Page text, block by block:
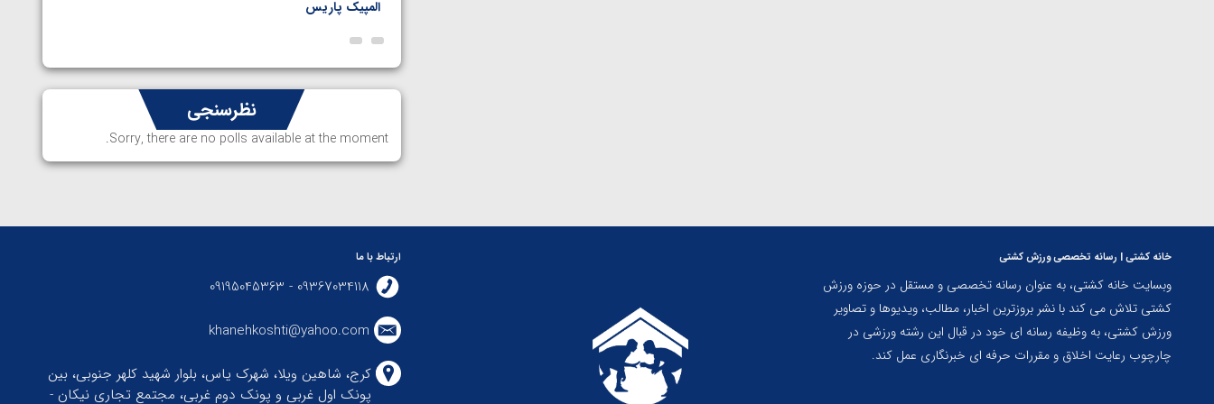
المپیک پاریس
نظرسنجی
Sorry, there are no polls available at the moment.
خانه کشتی | رسانه تخصصی ورزش کشتی
وبسایت خانه کشتی، به عنوان رسانه تخصصی و مستقل در حوزه ورزش
کشتی تلاش می کند با نشر بروزترین اخبار، مطالب، ویدیوها و تصاویر
ورزش کشتی، به وظیفه رسانه ای خود در قبال این رشته ورزشی در
چارچوب رعایت اخلاق و مقررات حرفه ای خبرنگاری عمل کند.
ارتباط با ما
09367034118 - 09195045363
khanehkoshti@yahoo.com
کرج، شاهین ویلا، شهرک یاس، بلوار شهید کلهر جنوبی، بین
پونک اول غربی و پونک دوم غربی، مجتمع تجاری نیکان -